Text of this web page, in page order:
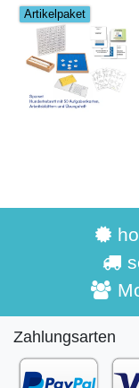
Artikelpaket
Zahlungsarten